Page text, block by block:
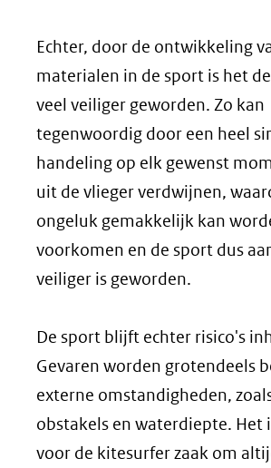
Echter, door de ontwikkeling
materialen in de sport is het
veel veiliger geworden. Zo kan
tegenwoordig door een heel
handeling op elk gewenst
uit de vlieger verdwijnen,
ongeluk gemakkelijk kan
voorkomen en de sport dus
veiliger is geworden.
De sport blijft echter risico's
Gevaren worden grotendeels
externe omstandigheden,
obstakels en waterdiepte. Het
voor de kitesurfer zaak om